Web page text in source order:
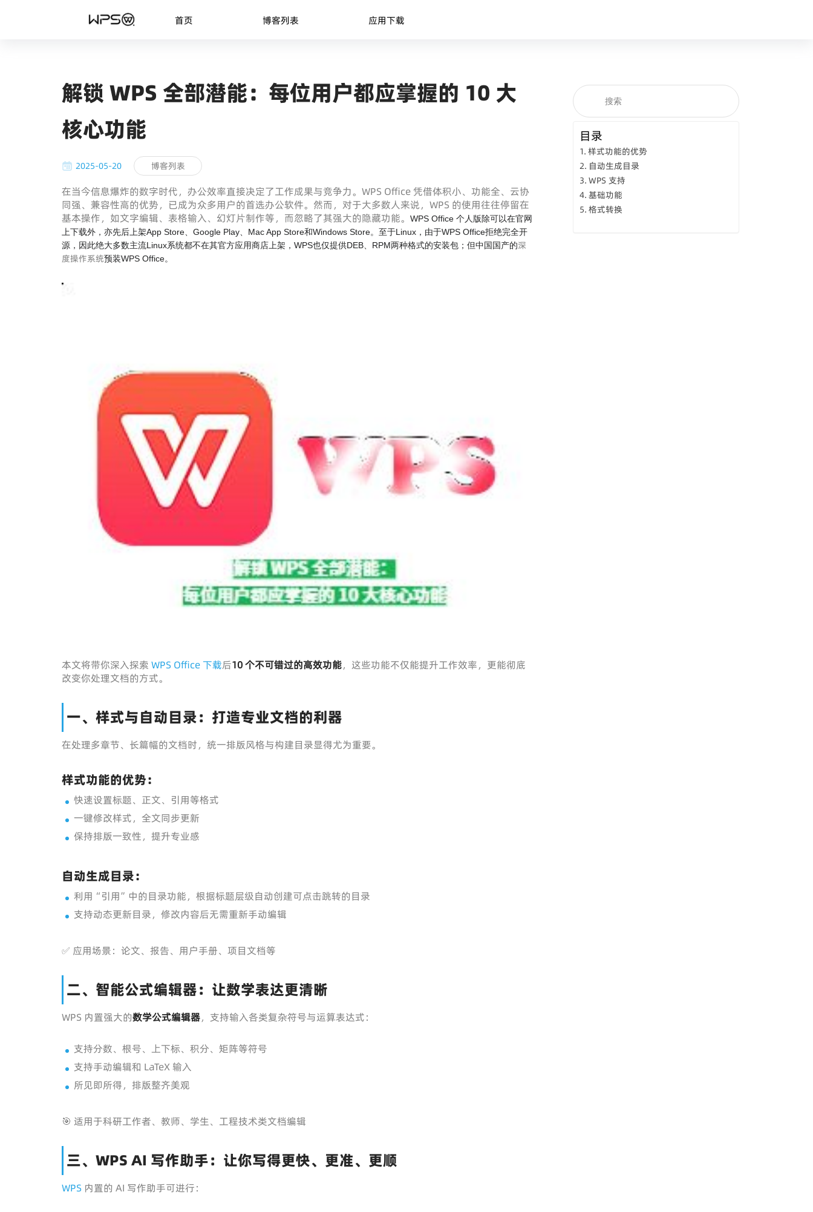
首页 博客列表 应用下载
解锁 WPS 全部潜能：每位用户都应掌握的 10 大
核心功能
2025-05-20 博客列表
在当今信息爆炸的数字时代，办公效率直接决定了工作成果与竞争力。WPS Office 凭借体积小、功能全、云协
同强、兼容性高的优势，已成为众多用户的首选办公软件。然而，对于大多数人来说，WPS 的使用往往停留在
基本操作，如文字编辑、表格输入、幻灯片制作等，而忽略了其强大的隐藏功能。
WPS Office 个人版除可以在官网
上下载外，亦先后上架App Store、Google Play、Mac App Store和Windows Store。至于Linux，由于WPS Office拒绝完全开
源，因此绝大多数主流Linux系统都不在其官方应用商店上架，WPS也仅提供DEB、RPM两种格式的安装包；但中国国产的深
度操作系统预装WPS Office。
本文将带你深入探索 WPS Office 下载后10 个不可错过的高效功能，这些功能不仅能提升工作效率，更能彻底
改变你处理文档的方式。
一、样式与自动目录：打造专业文档的利器
在处理多章节、长篇幅的文档时，统一排版风格与构建目录显得尤为重要。
样式功能的优势：
快速设置标题、正文、引用等格式
一键修改样式，全文同步更新
保持排版一致性，提升专业感
自动生成目录：
利用“引用”中的目录功能，根据标题层级自动创建可点击跳转的目录
支持动态更新目录，修改内容后无需重新手动编辑
✅ 应用场景：论文、报告、用户手册、项目文档等
二、智能公式编辑器：让数学表达更清晰
WPS 内置强大的数学公式编辑器，支持输入各类复杂符号与运算表达式：
支持分数、根号、上下标、积分、矩阵等符号
支持手动编辑和 LaTeX 输入
所见即所得，排版整齐美观
🎯 适用于科研工作者、教师、学生、工程技术类文档编辑
三、WPS AI 写作助手：让你写得更快、更准、更顺
WPS 内置的 AI 写作助手可进行：
目录
样式功能的优势
自动生成目录
WPS 支持
基础功能
格式转换